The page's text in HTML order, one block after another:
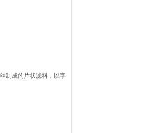
制成的片状滤料，以字